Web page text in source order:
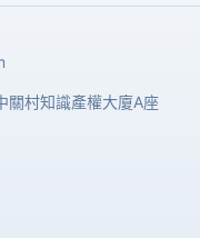
關村知識產權大廈A座